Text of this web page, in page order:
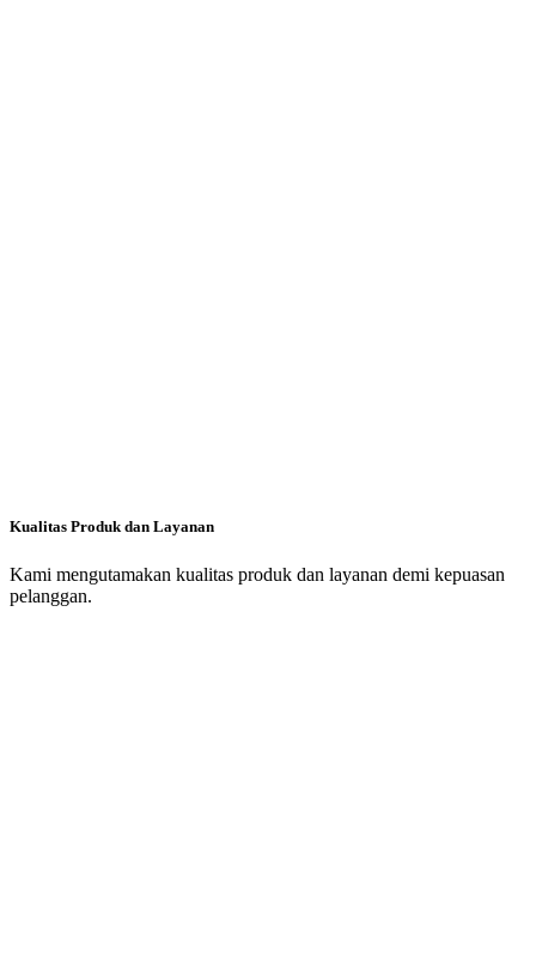
Kualitas Produk dan Layanan
Kami mengutamakan kualitas produk dan layanan demi kepuasan
pelanggan.